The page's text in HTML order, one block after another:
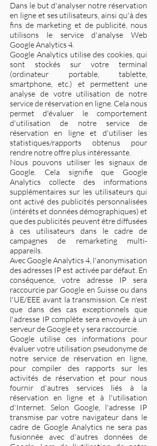
Dans le but d'analyser notre réservation
en ligne et ses utilisateurs, ainsi qu'à des
fins de marketing et de publicité, nous
utilisons le service d'analyse Web
Google Analytics 4.
Google Analytics utilise des cookies, qui
sont stockés sur votre terminal
(ordinateur portable, tablette,
smartphone, etc.) et permettent une
analyse de votre utilisation de notre
service de réservation en ligne. Cela nous
permet d'évaluer le comportement
d'utilisation de notre service de
réservation en ligne et d'utiliser les
statistiques/rapports obtenus pour
rendre notre offre plus intéressante.
Nous pouvons utiliser les signaux de
Google. Cela signifie que Google
Analytics collecte des informations
supplémentaires sur les utilisateurs qui
ont activé des publicités personnalisées
(intérêts et données démographiques) et
que des publicités peuvent être diffusées
à ces utilisateurs dans le cadre de
campagnes de remarketing multi-
appareils.
Avec Google Analytics 4, l'anonymisation
des adresses IP est activée par défaut. En
conséquence, votre adresse IP sera
raccourcie par Google en Suisse ou dans
l'UE/EEE avant la transmission. Ce n'est
que dans des cas exceptionnels que
l'adresse IP complète sera envoyée à un
serveur de Google et y sera raccourcie.
Google utilise ces informations pour
évaluer votre utilisation pseudonyme de
notre service de réservation en ligne,
pour compiler des rapports sur les
activités de réservation et pour nous
fournir d'autres services liés à la
réservation en ligne et à l'utilisation
d'Internet. Selon Google, l'adresse IP
transmise par votre navigateur dans le
cadre de Google Analytics ne sera pas
fusionnée avec d'autres données de